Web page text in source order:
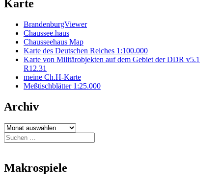
Karte
BrandenburgViewer
Chaussee.haus
Chausseehaus Map
Karte des Deutschen Reiches 1:100.000
Karte von Militärobjekten auf dem Gebiet der DDR v5.1
R12.31
meine Ch.H-Karte
Meßtischblätter 1:25.000
Archiv
Archiv
Suchen
nach:
Makrospiele